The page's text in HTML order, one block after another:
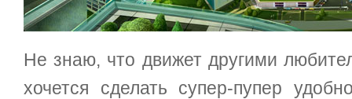
Не знаю, что движет другими
хочется сделать супер-пупер